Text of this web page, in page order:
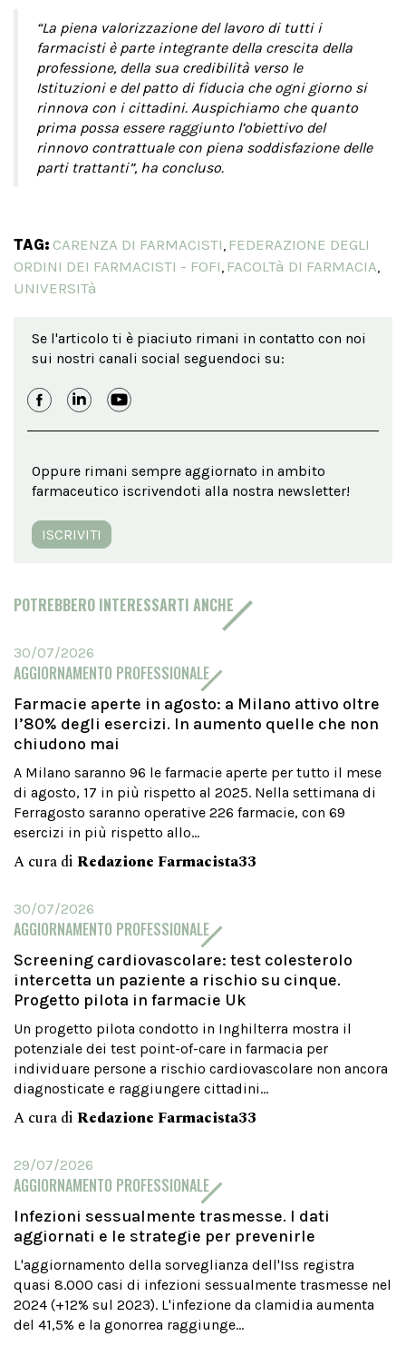
“La piena valorizzazione del lavoro di tutti i
farmacisti è parte integrante della crescita della
professione, della sua credibilità verso le
Istituzioni e del patto di fiducia che ogni giorno si
rinnova con i cittadini. Auspichiamo che quanto
prima possa essere raggiunto l’obiettivo del
rinnovo contrattuale con piena soddisfazione delle
parti trattanti”, ha concluso.
TAG: CARENZA DI FARMACISTI, FEDERAZIONE DEGLI
ORDINI DEI FARMACISTI - FOFI, FACOLTà DI FARMACIA,
UNIVERSITà
Se l'articolo ti è piaciuto rimani in contatto con noi
sui nostri canali social seguendoci su:
Oppure rimani sempre aggiornato in ambito
farmaceutico iscrivendoti alla nostra newsletter!
ISCRIVITI
POTREBBERO INTERESSARTI ANCHE
30/07/2026
AGGIORNAMENTO PROFESSIONALE
Farmacie aperte in agosto: a Milano attivo oltre
l’80% degli esercizi. In aumento quelle che non
chiudono mai
A Milano saranno 96 le farmacie aperte per tutto il mese
di agosto, 17 in più rispetto al 2025. Nella settimana di
Ferragosto saranno operative 226 farmacie, con 69
esercizi in più rispetto allo...
A cura di Redazione Farmacista33
30/07/2026
AGGIORNAMENTO PROFESSIONALE
Screening cardiovascolare: test colesterolo
intercetta un paziente a rischio su cinque.
Progetto pilota in farmacie Uk
Un progetto pilota condotto in Inghilterra mostra il
potenziale dei test point-of-care in farmacia per
individuare persone a rischio cardiovascolare non ancora
diagnosticate e raggiungere cittadini...
A cura di Redazione Farmacista33
29/07/2026
AGGIORNAMENTO PROFESSIONALE
Infezioni sessualmente trasmesse. I dati
aggiornati e le strategie per prevenirle
L'aggiornamento della sorveglianza dell'Iss registra
quasi 8.000 casi di infezioni sessualmente trasmesse nel
2024 (+12% sul 2023). L'infezione da clamidia aumenta
del 41,5% e la gonorrea raggiunge...